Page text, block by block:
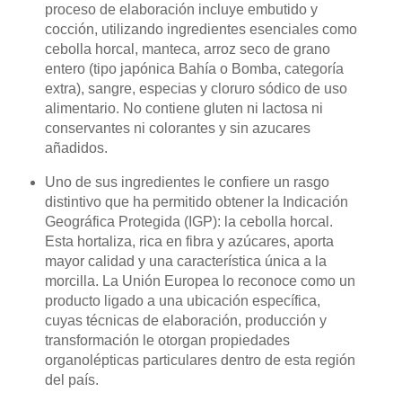
proceso de elaboración incluye embutido y
cocción, utilizando ingredientes esenciales como
cebolla horcal, manteca, arroz seco de grano
entero (tipo japónica Bahía o Bomba, categoría
extra), sangre, especias y cloruro sódico de uso
alimentario. No contiene gluten ni lactosa ni
conservantes ni colorantes y sin azucares
añadidos.
Uno de sus ingredientes le confiere un rasgo
distintivo que ha permitido obtener la Indicación
Geográfica Protegida (IGP): la cebolla horcal.
Esta hortaliza, rica en fibra y azúcares, aporta
mayor calidad y una característica única a la
morcilla. La Unión Europea lo reconoce como un
producto ligado a una ubicación específica,
cuyas técnicas de elaboración, producción y
transformación le otorgan propiedades
organolépticas particulares dentro de esta región
del país.